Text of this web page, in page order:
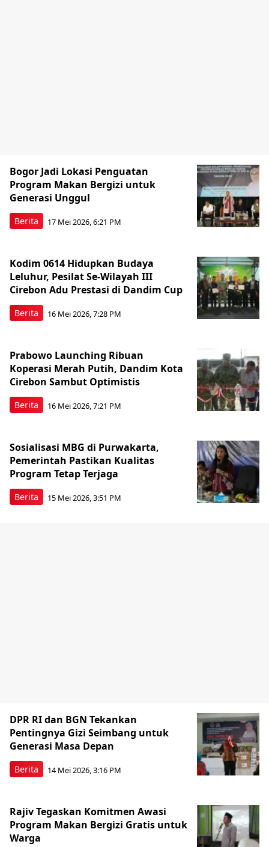
Berita
Bogor Jadi Lokasi Penguatan
Program Makan Bergizi untuk
Generasi Unggul
17 Mei 2026, 6:21 PM
Berita
Kodim 0614 Hidupkan Budaya
Leluhur, Pesilat Se-Wilayah III
Cirebon Adu Prestasi di Dandim Cup
16 Mei 2026, 7:28 PM
Berita
Prabowo Launching Ribuan
Koperasi Merah Putih, Dandim Kota
Cirebon Sambut Optimistis
16 Mei 2026, 7:21 PM
Berita
Sosialisasi MBG di Purwakarta,
Pemerintah Pastikan Kualitas
Program Tetap Terjaga
15 Mei 2026, 3:51 PM
Berita
DPR RI dan BGN Tekankan
Pentingnya Gizi Seimbang untuk
Generasi Masa Depan
14 Mei 2026, 3:16 PM
Rajiv Tegaskan Komitmen Awasi
Program Makan Bergizi Gratis untuk
Warga